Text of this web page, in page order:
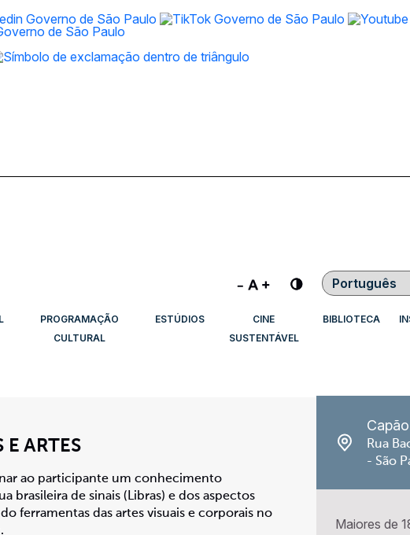
Contraste
PROGRAMAÇÃO
CULTURAL
ESTÚDIOS
CINE
SUSTENTÁVEL
BIBLIOTECA
E ARTES
ao participante um conhecimento
brasileira de sinais (Libras) e dos aspectos
ferramentas das artes visuais e corporais no
Rua
- São
Maiores de